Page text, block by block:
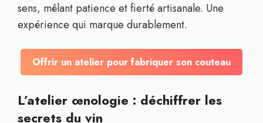
sens, mêlant patience et fierté artisanale. Une
expérience qui marque durablement.
Offrir un atelier pour fabriquer son couteau
L’atelier œnologie : déchiffrer les
secrets du vin